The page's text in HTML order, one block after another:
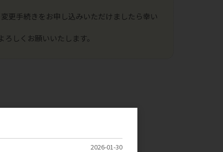
更手続きをお申し込みいただけましたら幸い
しくお願いいたします。
2026-01-30